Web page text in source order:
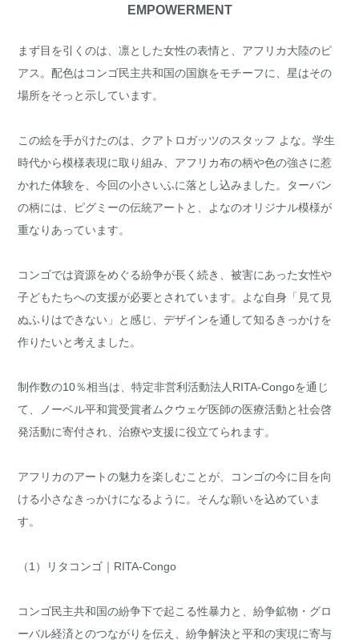
EMPOWERMENT
まず目を引くのは、凛とした女性の表情と、アフリカ大陸のピ
アス。配色はコンゴ民主共和国の国旗をモチーフに、星はその
場所をそっと示しています。
この絵を手がけたのは、クアトロガッツのスタッフ よな。学生
時代から模様表現に取り組み、アフリカ布の柄や色の強さに惹
かれた体験を、今回の小さいふに落とし込みました。ターバン
の柄には、ピグミーの伝統アートと、よなのオリジナル模様が
重なりあっています。
コンゴでは資源をめぐる紛争が長く続き、被害にあった女性や
子どもたちへの支援が必要とされています。よな自身「見て見
ぬふりはできない」と感じ、デザインを通して知るきっかけを
作りたいと考えました。
制作数の10％相当は、特定非営利活動法人RITA-Congoを通じ
て、ノーベル平和賞受賞者ムクウェゲ医師の医療活動と社会啓
発活動に寄付され、治療や支援に役立てられます。
アフリカのアートの魅力を楽しむことが、コンゴの今に目を向
ける小さなきっかけになるように。そんな願いを込めていま
す。
（1）リタコンゴ｜RITA-Congo
コンゴ民主共和国の紛争下で起こる性暴力と、紛争鉱物・グロ
ーバル経済とのつながりを伝え、紛争解決と平和の実現に寄与